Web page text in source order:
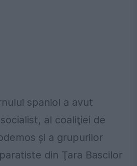
spaniol a avut
al coaliţiei de
şi a grupurilor
din Ţara Bascilor